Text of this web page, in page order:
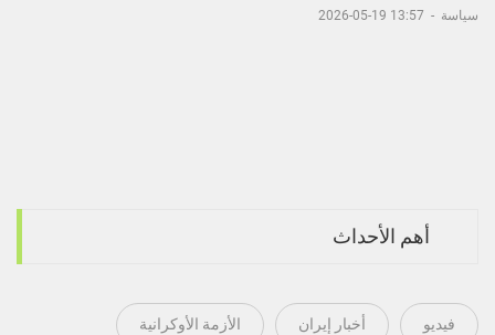
سياسة -
13:57 19-05-2026
أهم الأحداث
فيديو أخبار إيران الأزمة الأوكرانية